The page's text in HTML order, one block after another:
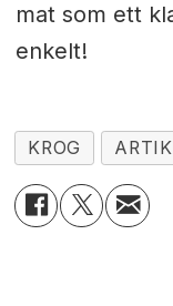
mat som ett
enkelt!
KROG